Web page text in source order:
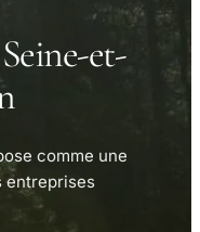
et-
comme une
entreprises